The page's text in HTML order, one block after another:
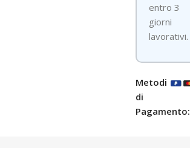
entro 3
giorni
lavorativi.
Metodi
di
Pagamento: